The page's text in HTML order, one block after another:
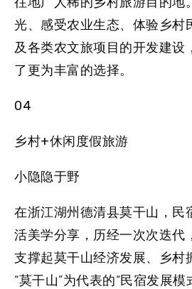
光、感受农业生态、体验乡村
及各类农文旅项目的开发建设
了更为丰富的选择。
04
乡村+休闲度假旅游
小隐隐于野
在浙江湖州德清县莫干山，民
活美学分享，历经一次次迭代
支撑起莫干山经济发展、乡村
“莫干山”为代表的“民宿发展